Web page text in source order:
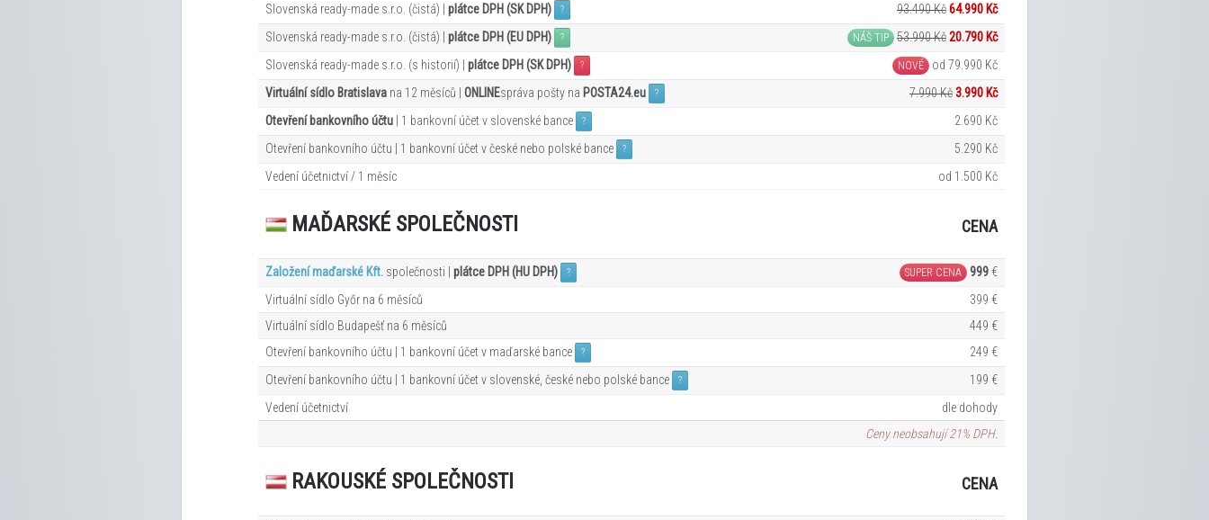
Slovenská ready-made s.r.o. (čistá) | plátce DPH (SK DPH) ? 93.490 Kč64.990 Kč
Slovenská ready-made s.r.o. (čistá) | plátce DPH (EU DPH) ? NÁŠ TIP 53.990 Kč20.790 Kč
Slovenská ready-made s.r.o. (s historií) | plátce DPH (SK DPH) ? NOVÉ
od 79.990 Kč
Virtuální sídlo Bratislava na 12 měsíců | ONLINEspráva pošty na POSTA24.eu ? 7.990 Kč3.990 Kč
Otevření bankovního účtu | 1 bankovní účet v slovenské bance ?
2.690 Kč
Otevření bankovního účtu | 1 bankovní účet v české nebo polské bance
?
5.290 Kč
Vedení účetnictví / 1 měsíc
od 1.500 Kč
MAĎARSKÉ SPOLEČNOSTI CENA
Založení maďarské Kft. společnosti | plátce DPH (HU DPH) ? SUPER CENA 999 €
Virtuální sídlo Győr na 6 měsíců
399 €
Virtuální sídlo Budapešť na 6 měsíců
449 €
Otevření bankovního účtu | 1 bankovní účet v maďarské bance
?
249 €
Otevření bankovního účtu | 1 bankovní účet v slovenské, české nebo polské bance
?
199 €
Vedení účetnictví
dle dohody
Ceny neobsahují 21% DPH.
RAKOUSKÉ SPOLEČNOSTI CENA